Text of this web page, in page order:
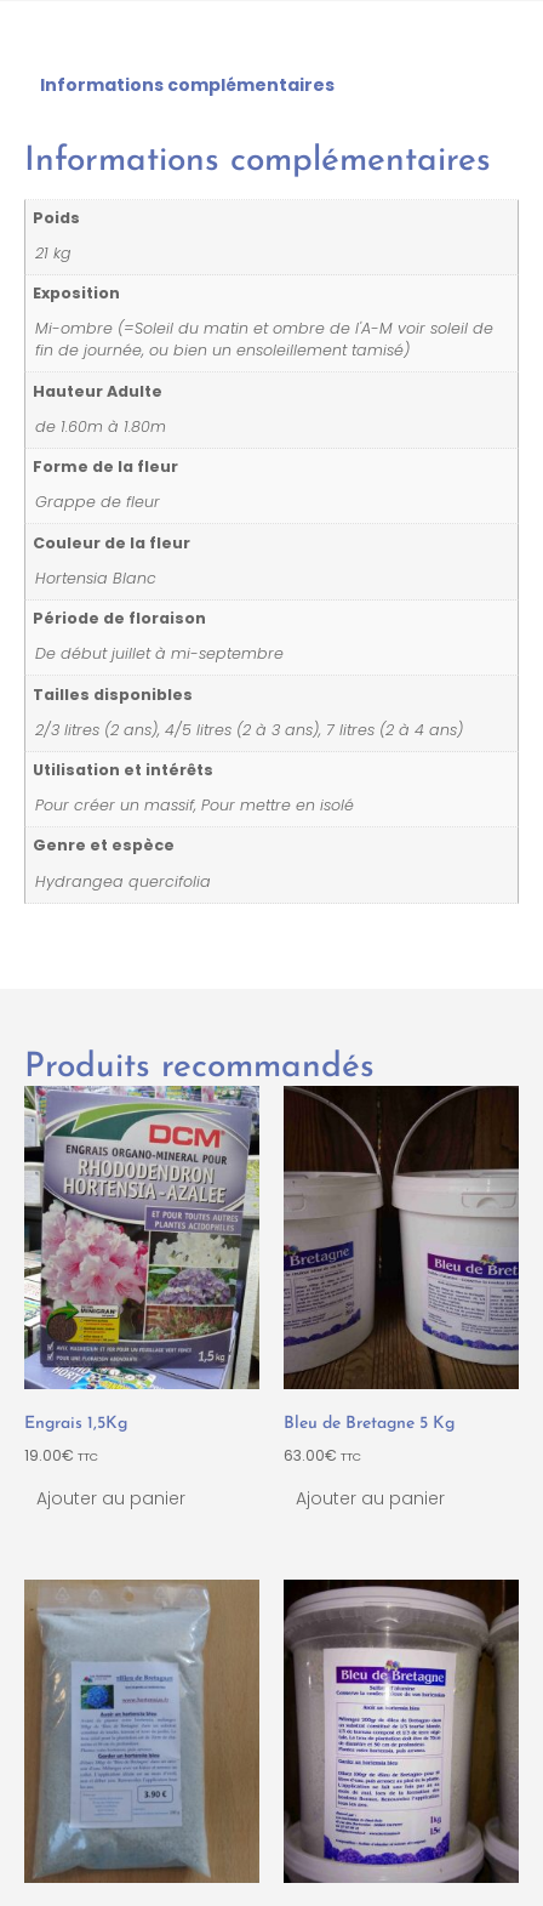
Informations complémentaires
Informations complémentaires
Poids
21 kg
Exposition
Mi-ombre (=Soleil du matin et ombre de l'A-M voir soleil de
fin de journée, ou bien un ensoleillement tamisé)
Hauteur Adulte
de 1.60m à 1.80m
Forme de la fleur
Grappe de fleur
Couleur de la fleur
Hortensia Blanc
Période de floraison
De début juillet à mi-septembre
Tailles disponibles
2/3 litres (2 ans), 4/5 litres (2 à 3 ans), 7 litres (2 à 4 ans)
Utilisation et intérêts
Pour créer un massif, Pour mettre en isolé
Genre et espèce
Hydrangea quercifolia
Produits recommandés
Engrais 1,5Kg
19.00€ TTC
Ajouter au panier
Bleu de Bretagne 5 Kg
63.00€ TTC
Ajouter au panier